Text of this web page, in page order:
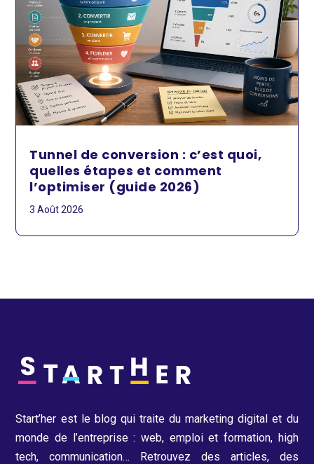
Tunnel de conversion : c’est quoi,
quelles étapes et comment
l’optimiser (guide 2026)
3 Août 2026
Start’her est le blog qui traite du marketing digital et du
monde de l’entreprise : web, emploi et formation, high
tech, communication… Retrouvez des articles, des